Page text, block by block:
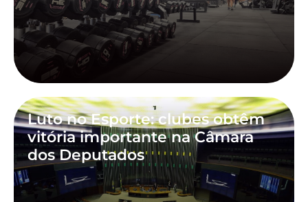
Luto no Esporte: clubes obtêm
vitória importante na Câmara
dos Deputados